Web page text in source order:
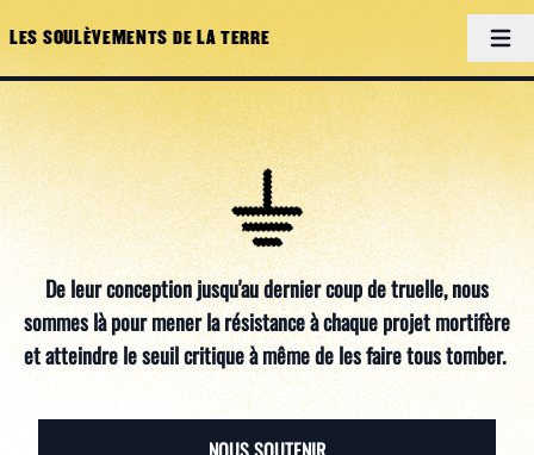
LES SOULÈVEMENTS DE LA TERRE
De leur conception jusqu'au dernier coup de truelle, nous
sommes là pour mener la résistance à chaque projet mortifère
et atteindre le seuil critique à même de les faire tous tomber.